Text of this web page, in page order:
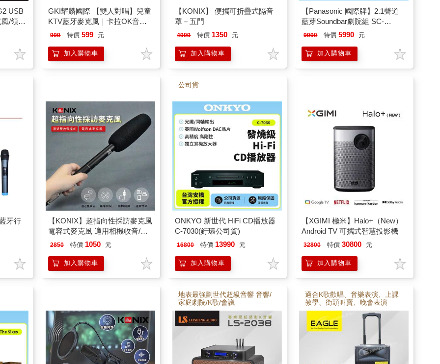
USB
/領夾
GKI耀麟國際 【雙人對唱】兒童
KTV藍牙麥克風｜卡拉OK音箱
｜一鍵變聲＋燈光秀｜家庭娛樂
999 特價 599 元
加入購物車
【KONIX】 便攜可折疊式隔音
罩－五門
4999 特價 1350 元
加入購物車
【Panasonic 國際牌】2.1聲道
藍芽Soundbar劇院組 SC-
HTB250贈送HDMI線
9990 特價 5990 元
加入購物車
牙行
【KONIX】超指向性採訪麥克風
電容式麥克風 適用相機收音/戶
外採訪錄音
2850 特價 1050 元
加入購物車
公司貨
ONKYO 新世代 HiFi CD播放器
C-7030(釪環公司貨)
16800 特價 13990 元
加入購物車
【XGIMI 極米】Halo+（New）
Android TV 可攜式智慧投影機
32800 特價 30800 元
加入購物車
地表最強劃世代超級音響 音響/
家庭劇院/K歌/會議
適合K歌歡唱、音樂表演、上課
教學、街頭叫賣、晚會表演